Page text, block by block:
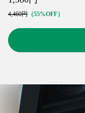
4,460円 55%OFF